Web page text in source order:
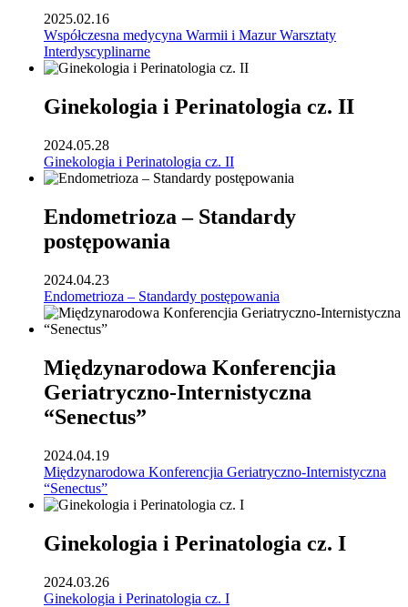
2025.02.16
Współczesna medycyna Warmii i Mazur Warsztaty
Interdyscyplinarne
Ginekologia i Perinatologia cz. II
2024.05.28
Ginekologia i Perinatologia cz. II
Endometrioza – Standardy
postępowania
2024.04.23
Endometrioza – Standardy postępowania
Międzynarodowa Konferencjia
Geriatryczno-Internistyczna
“Senectus”
2024.04.19
Międzynarodowa Konferencjia Geriatryczno-Internistyczna
“Senectus”
Ginekologia i Perinatologia cz. I
2024.03.26
Ginekologia i Perinatologia cz. I